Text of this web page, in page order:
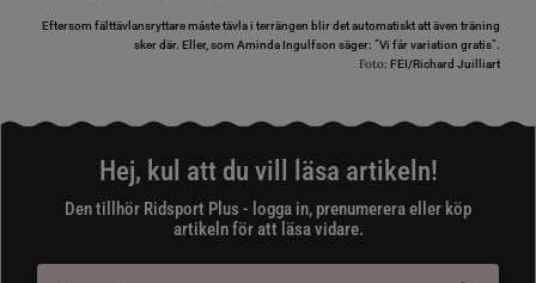
Eftersom fälttävlansryttare måste tävla i terrängen blir det automatiskt att även träning
sker där. Eller, som Aminda Ingulfson säger: ”Vi får variation gratis”.
Foto: FEI/Richard Juilliart
Hej, kul att du vill läsa artikeln!
Den tillhör Ridsport Plus - logga in, prenumerera eller köp
artikeln för att läsa vidare.